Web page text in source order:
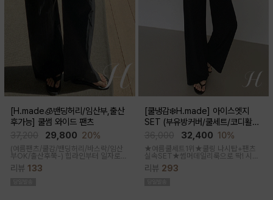
[H.made🧊밴딩허리/임산부,출산
후가능] 쿨썸 와이드 팬츠
29,800 20%
(여름팬츠/쿨감/밴딩허리/바스락/임산
부OK/출산후쭉-) 힙라인부터 일자로
툭-하고 떨어지는 와이드라인으로 체형
이 크게 드러나지않아요 데일리룩으로
리뷰 133
[쿨냉감❄️H.made] 아이스엣지
SET (부유방커버/쿨세트/코디활용
굿/출근룩,데일리룩)
32,400 10%
★여름쿨세트1위★쿨링 나시탑+팬츠
실속SET★썸머데일리룩으로 딱! 시원
한 감촉에 신축성 좋고 통기성쿨링원단
으로 한여름까지 가뿐하게~!
리뷰 293